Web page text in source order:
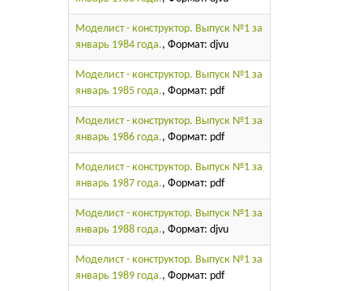
Моделист - конструктор. Выпуск №1 за
январь 1984 года., Формат: djvu
Моделист - конструктор. Выпуск №1 за
январь 1985 года., Формат: pdf
Моделист - конструктор. Выпуск №1 за
январь 1986 года., Формат: pdf
Моделист - конструктор. Выпуск №1 за
январь 1987 года., Формат: pdf
Моделист - конструктор. Выпуск №1 за
январь 1988 года., Формат: djvu
Моделист - конструктор. Выпуск №1 за
январь 1989 года., Формат: pdf